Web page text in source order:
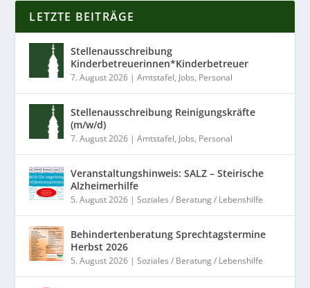
LETZTE BEITRÄGE
Stellenausschreibung
Kinderbetreuerinnen*Kinderbetreuer
7. August 2026 |Amtstafel, Jobs, Personal
Stellenausschreibung Reinigungskräfte
(m/w/d)
7. August 2026 |Amtstafel, Jobs, Personal
Veranstaltungshinweis: SALZ – Steirische
Alzheimerhilfe
5. August 2026 |Soziales / Beratung / Lebenshilfe
Behindertenberatung Sprechtagstermine
Herbst 2026
5. August 2026 |Soziales / Beratung / Lebenshilfe